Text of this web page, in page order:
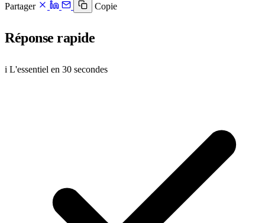
Partager
Copie
Réponse rapide
i L'essentiel en 30 secondes